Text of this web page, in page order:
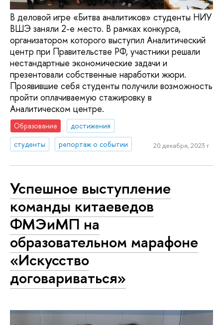
В деловой игре «Битва аналитиков» студенты НИУ
ВШЭ заняли 2-е место. В рамках конкурса,
организатором которого выступил Аналитический
центр при Правительстве РФ, участники решали
нестандартные экономические задачи и
презентовали собственные наработки жюри.
Проявившие себя студенты получили возможность
пройти оплачиваемую стажировку в
Аналитическом центре.
Образование
достижения
студенты
репортаж о событии 20 декабря, 2023 г.
Успешное выступление
команды китаеведов
ФМЭиМП на
образовательном марафоне
«Искусство
договариваться»